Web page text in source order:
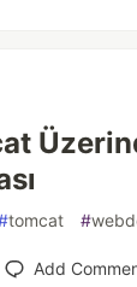
tomcat #
Add